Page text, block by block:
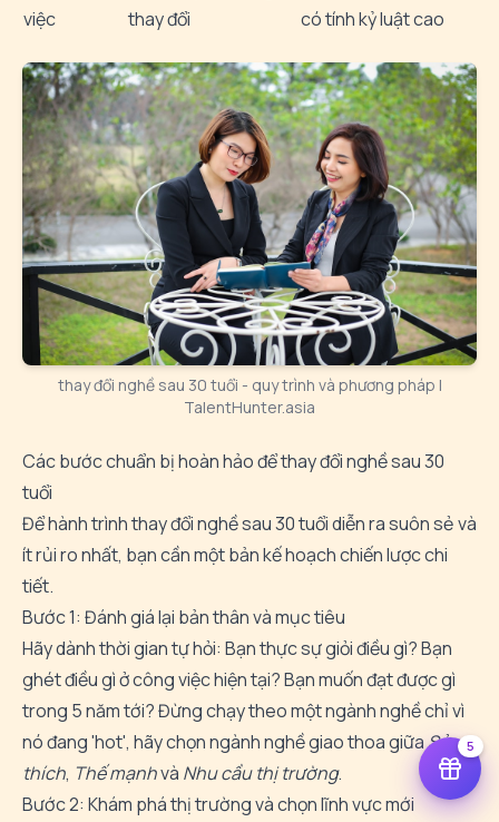
việc
thay đổi
có tính kỷ luật cao
thay đổi nghề sau 30 tuổi - quy trình và phương pháp |
TalentHunter.asia
Các bước chuẩn bị hoàn hảo để thay đổi nghề sau 30
tuổi
Để hành trình thay đổi nghề sau 30 tuổi diễn ra suôn sẻ và
ít rủi ro nhất, bạn cần một bản kế hoạch chiến lược chi
tiết.
Bước 1: Đánh giá lại bản thân và mục tiêu
Hãy dành thời gian tự hỏi: Bạn thực sự giỏi điều gì? Bạn
ghét điều gì ở công việc hiện tại? Bạn muốn đạt được gì
trong 5 năm tới? Đừng chạy theo một ngành nghề chỉ vì
nó đang 'hot', hãy chọn ngành nghề giao thoa giữaSở
thích, Thế mạnhvà Nhu cầu thị trường.
Bước 2: Khám phá thị trường và chọn lĩnh vực mới
5